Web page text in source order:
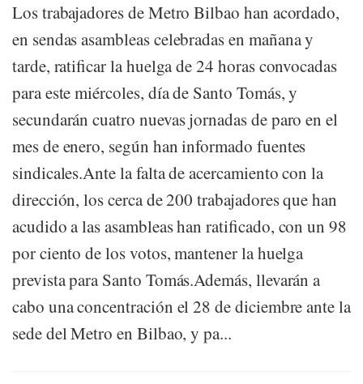
Los trabajadores de Metro Bilbao han acordado,
en sendas asambleas celebradas en mañana y
tarde, ratificar la huelga de 24 horas convocadas
para este miércoles, día de Santo Tomás, y
secundarán cuatro nuevas jornadas de paro en el
mes de enero, según han informado fuentes
sindicales.Ante la falta de acercamiento con la
dirección, los cerca de 200 trabajadores que han
acudido a las asambleas han ratificado, con un 98
por ciento de los votos, mantener la huelga
prevista para Santo Tomás.Además, llevarán a
cabo una concentración el 28 de diciembre ante la
sede del Metro en Bilbao, y pa...